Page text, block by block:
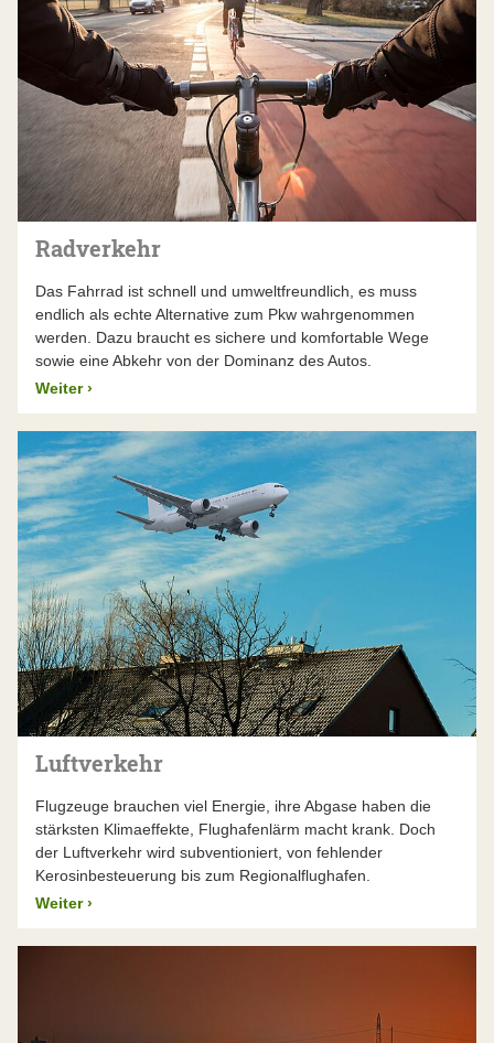
Radverkehr
Das Fahrrad ist schnell und umweltfreundlich, es muss
endlich als echte Alternative zum Pkw wahrgenommen
werden. Dazu braucht es sichere und komfortable Wege
sowie eine Abkehr von der Dominanz des Autos.
Weiter ›
Luftverkehr
Flugzeuge brauchen viel Energie, ihre Abgase haben die
stärksten Klimaeffekte, Flughafenlärm macht krank. Doch
der Luftverkehr wird subventioniert, von fehlender
Kerosinbesteuerung bis zum Regionalflughafen.
Weiter ›